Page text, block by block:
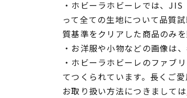
・ホビーラホビーレでは、
って全ての生地について品質
質基準をクリアした商品のみを
・お洋服や小物などの画像は、
・ホビーラホビーレのファブ
てつくられています。長くご
お取り扱い方法につきましては